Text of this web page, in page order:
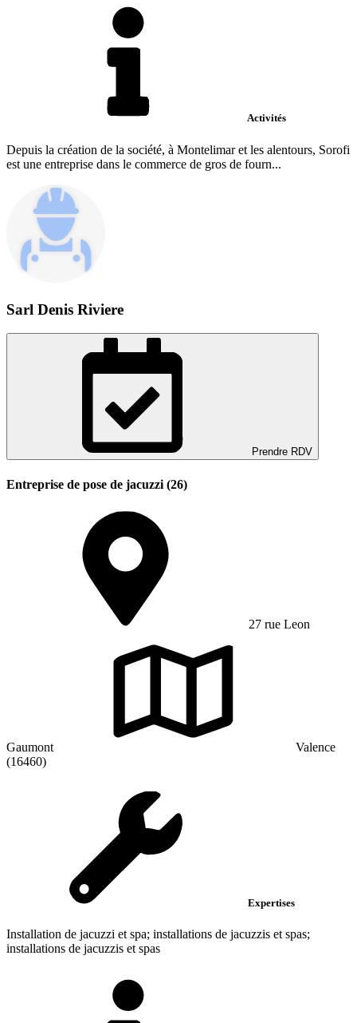
Activités
Depuis la création de la société, à Montelimar et les alentours, Sorofi
est une entreprise dans le commerce de gros de fourn...
Sarl Denis Riviere
Prendre RDV
Entreprise de pose de jacuzzi (26)
27 rue Leon
Gaumont
Valence
(16460)
Expertises
Installation de jacuzzi et spa; installations de jacuzzis et spas;
installations de jacuzzis et spas